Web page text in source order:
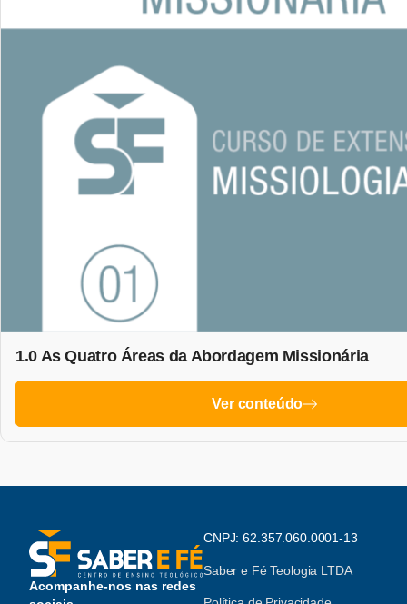
1.0 As Quatro Áreas da Abordagem Missionária
Ver conteúdo
Acompanhe-nos nas redes
CNPJ: 62.357.060.0001-13
Saber e Fé Teologia LTDA